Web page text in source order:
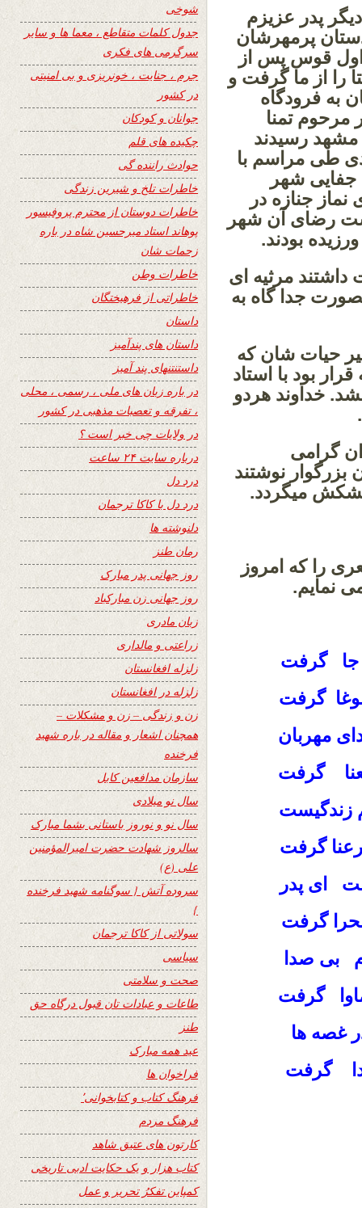
دیگر پدر عزیزم
پرمهرشان
اول قوس پس از
را از ما گرفت و
به فرودگاه
مرحوم تمنا
مشهد رسیدند
قوس 1360 خورشیدی طی مراسم با
شهر
جنازه در
رضای آن شهر
بودند.
مرثیه ای
جدا گاه به
حیات شان که
بود با استاد
خداوند هردو
گرامی
نوشتند
میگردد.
را که امروز
نمایم.
جا گرفت
گرفت
مهربان
گرفت
زندگیست
گرفت
ای پدر
گرفت
بی صدا
گرفت
غصه ها
گرفت
شوخی
جدول کلمات متقاطع ، معما ها و سایر
سرگرمی های فکری
جرم ، جنایت ، خونریزی و بی امنیتی
در کشور
جوانان و کودکان
چکیده های قلم
حوادث راننده گی
خاطرات تلخ و شیرین زندگی
خاطرات دوستان از محترم پروفیسور
پوهاند استاد میرحسین شاه در باره
زحمات شان
خاطرات وطن
خاطراتی از فرهیختگان
داستان
داستان های پندآمیز
داستنتنهای پند آمیز
در باره زبان های ملی ، رسمی ، محلی
، تفرقه و تعصبات مذهبی در کشور
در ولایات چی خبر است ؟
درباره سایت ۲۴ ساعت
درد دل
درد دل با کاکا ترجمان
دلنوشته ها
رمان طنز
روز جهانی پدر مبارک
روز جهانی زن مبارکباد
زبان مادری
زراعتی و مالداری
زلزله افغانستان
زلزله در افغانستان
زن و زندگی – زن و مشکلات –
همچنان اشعار و مقاله در باره شهید
فرخنده
سازمان مدافعین کابل
سال نو میلادی
سال نو و نوروز باستانی بشما مبارک
سالروز شهادت حضرت امیرالمؤمنین
علی (ع)
سروده آتش { سوگنامه شهید فرخنده
}
سولاتی از کاکا ترجمان
سیاسی
صحت و سلامتی
طاعات و عبادات تان قبول درگاه حق
طنز
عید همه مبارک
فراخوان ها
فرهنگ کتاب و کتابخوانی٬
فرهنگ مردم
کارتون های عتیق شاهد
کتاب هزار و یک حکایت ادبی تاریخی
کمپاین تفکرُ تحریر و عمل